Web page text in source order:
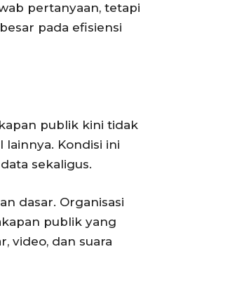
pertanyaan, tetapi
pada efisiensi
publik kini tidak
Kondisi ini
sekaligus.
dasar. Organisasi
publik yang
video, dan suara